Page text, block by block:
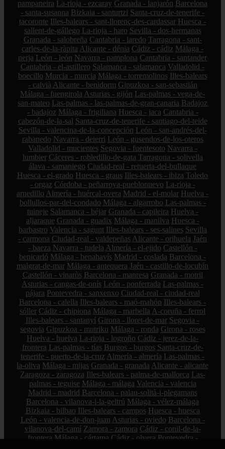
pampaneira La-rioja - ezcaray Granada - lanjarón Barcelona
- santa-susanna Bizkaia - santurtzi Santa-cruz-de-tenerife -
tacoronte Illes-balears - sant-llorenç-des-cardassar Huesca -
sallent-de-gállego La-rioja - haro Sevilla - dos-hermanas
Granada - salobreña Cantabria - laredo Tarragona - sant-
carles-de-la-ràpita Alicante - dénia Cádiz - cádiz Málaga -
nerja León - león Navarra - pamplona Cantabria - santander
Cantabria - el-astillero Salamanca - salamanca Valladolid -
boecillo Murcia - murcia Málaga - torremolinos Illes-balears
- calvià Alicante - benidorm Gipuzkoa - san-sebastián
Málaga - fuengirola Asturias - gijón Las-palmas - vega-de-
san-mateo Las-palmas - las-palmas-de-gran-canaria Badajoz
- badajoz Málaga - frigiliana Huesca - jaca Cantabria -
cabezón-de-la-sal Santa-cruz-de-tenerife - santiago-del-teide
Sevilla - valencina-de-la-concepción León - san-andrés-del-
rabanedo Navarra - deierri León - gusendos-de-los-oteros
Valladolid - mucientes Segovia - fuentesoto Navarra -
lumbier Cáceres - robledillo-de-gata Tarragona - solivella
álava - samaniego Ciudad-real - retuerta-del-bullaque
Huesca - el-grado Huesca - graus Illes-balears - ibiza Toledo
- orgaz Córdoba - peñarroya-pueblonuevo La-rioja -
arnedillo Almería - huércal-overa Madrid - el-molar Huelva -
bollullos-par-del-condado Málaga - algarrobo Las-palmas -
tuineje Salamanca - béjar Granada - capileira Huelva -
aljaraque Granada - guadix Málaga - manilva Huesca -
barbastro Valencia - sagunt Illes-balears - ses-salines Sevilla
- carmona Ciudad-real - valdepeñas Alicante - orihuela Jaén
- baeza Navarra - tudela Almería - el-ejido Castellón -
benicarló Málaga - benahavís Madrid - coslada Barcelona -
malgrat-de-mar Málaga - antequera Jaén - castillo-de-locubín
Castellón - vinaròs Barcelona - manresa Granada - motril
Asturias - cangas-de-onís León - ponferrada Las-palmas -
pájara Pontevedra - sanxenxo Ciudad-real - ciudad-real
Barcelona - calella Illes-balears - maó-mahón Illes-balears -
sóller Cádiz - chipiona Málaga - marbella A-coruña - ferrol
Illes-balears - santanyí Girona - lloret-de-mar Segovia -
segovia Gipuzkoa - mutriku Málaga - ronda Girona - roses
Huelva - huelva La-rioja - logroño Cádiz - jerez-de-la-
frontera Las-palmas - tías Burgos - burgos Santa-cruz-de-
tenerife - puerto-de-la-cruz Almería - almería Las-palmas -
la-oliva Málaga - mijas Granada - granada Alicante - alicante
Zaragoza - zaragoza Illes-balears - palma-de-mallorca Las-
palmas - teguise Málaga - málaga Valencia - valencia
Madrid - madrid Barcelona - palau-solità-i-plegamans
Barcelona - vilanova-i-la-geltrú Málaga - vélez-málaga
Bizkaia - bilbao Illes-balears - campos Huesca - huesca
León - valencia-de-don-juan Asturias - oviedo Barcelona -
vilanova-del-camí Zamora - zamora Cádiz - conil-de-la-
frontera Málaga - cártama Cádiz - olvera Pontevedra -